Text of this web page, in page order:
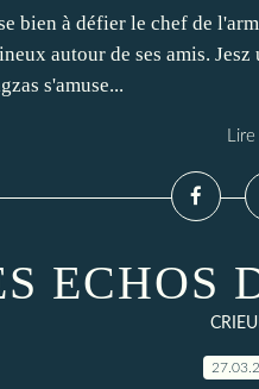
bien à défier le chef de
autour de ses amis.
s'amuse...
ECHOS